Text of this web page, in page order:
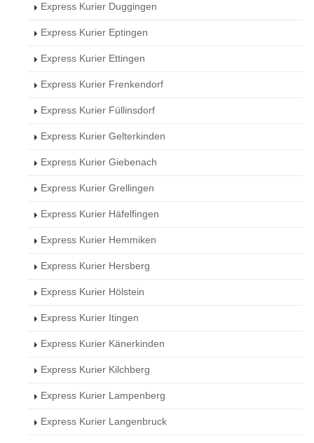
Express Kurier Duggingen
Express Kurier Eptingen
Express Kurier Ettingen
Express Kurier Frenkendorf
Express Kurier Füllinsdorf
Express Kurier Gelterkinden
Express Kurier Giebenach
Express Kurier Grellingen
Express Kurier Häfelfingen
Express Kurier Hemmiken
Express Kurier Hersberg
Express Kurier Hölstein
Express Kurier Itingen
Express Kurier Känerkinden
Express Kurier Kilchberg
Express Kurier Lampenberg
Express Kurier Langenbruck